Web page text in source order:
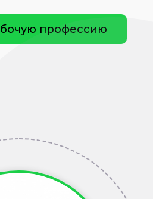
профессию